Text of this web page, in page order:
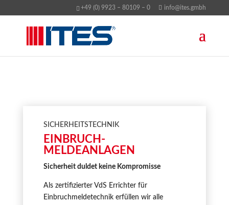
+49 (0) 9923 – 80109 – 0 info@ites.gmbh
SICHERHEITSTECHNIK
EINBRUCH-
MELDEANLAGEN
Sicherheit duldet keine Kompromisse
Als zertifizierter VdS Errichter für
Einbruchmeldetechnik erfüllen wir alle